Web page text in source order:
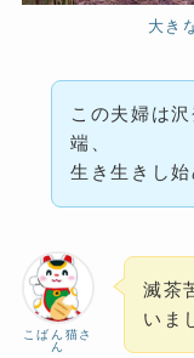
大き
この夫婦は
端、
生き生きし
こばん猫さ
ん
滅茶
いま